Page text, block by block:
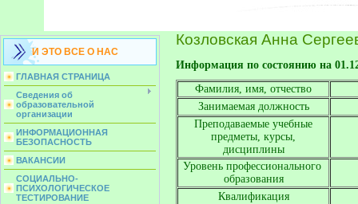
И ЭТО ВСЕ О НАС
ГЛАВНАЯ СТРАНИЦА
Сведения об
образовательной
организации
ИНФОРМАЦИОННАЯ
БЕЗОПАСНОСТЬ
ВАКАНСИИ
СОЦИАЛЬНО-
ПСИХОЛОГИЧЕСКОЕ
ТЕСТИРОВАНИЕ
Козловская Анна
Информация по состоянию на
Фамилия, имя, отчество
Занимаемая должность
Преподаваемые учебные
предметы, курсы,
дисциплины
Уровень профессионального
образования
Квалификация